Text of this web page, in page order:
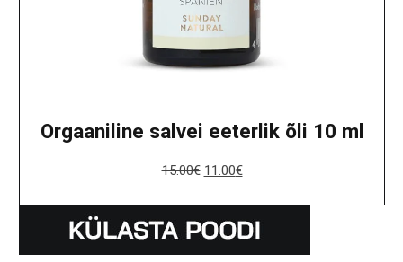
Orgaaniline salvei eeterlik õli 10 ml
15.00€ 11.00€